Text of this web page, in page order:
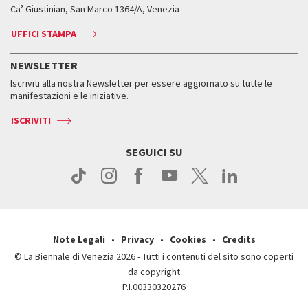
Come raggiungerci
Press
Orari e sedi
Accrediti
Come raggiungerci
Biglietti
Accrediti
Come raggiungerci
Contatti
Press
Come raggiungerci
Press
Leone d’argento
Edizioni passate
Orari e sedi
Biglietti
Servizi al pubblico
Come raggiungerci
Contatti
Biennale College ASAC
ASAC DATI
Storia
Orari e sedi
Ca’ Giustinian, San Marco 1364/A, Venezia
UFFICI STAMPA
NEWSLETTER
Iscriviti alla nostra Newsletter per essere aggiornato su tutte le
manifestazioni e le iniziative.
ISCRIVITI
SEGUICI SU
Note Legali Privacy Cookies
Credits
© La Biennale di Venezia 2026 - Tutti i contenuti del sito sono coperti
da copyright
P.I.00330320276